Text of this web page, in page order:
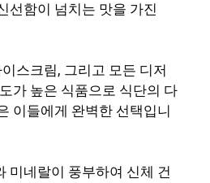
선함이 넘치는 맛을 가진
스크림, 그리고 모든 디저
가 높은 식품으로 식단의 다
이들에게 완벽한 선택입니
미네랄이 풍부하여 신체 건